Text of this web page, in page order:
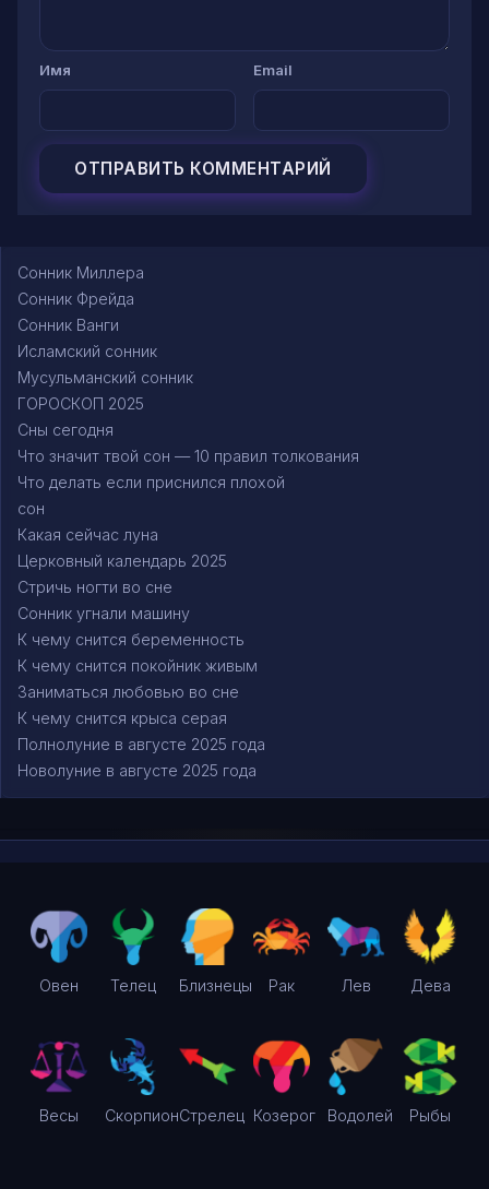
Имя Email
Сонник Миллера
Сонник Фрейда
Сонник Ванги
Исламский сонник
Мусульманский сонник
ГОРОСКОП 2025
Сны сегодня
Что значит твой сон — 10 правил толкования
Что делать если приснился плохой
сон
Какая сейчас луна
Церковный календарь 2025
Стричь ногти во сне
Сонник угнали машину
К чему снится беременность
К чему снится покойник живым
Заниматься любовью во сне
К чему снится крыса серая
Полнолуние в августе 2025 года
Новолуние в августе 2025 года
Овен Телец Близнецы Рак Лев Дева
Весы СкорпионСтрелец Козерог Водолей Рыбы